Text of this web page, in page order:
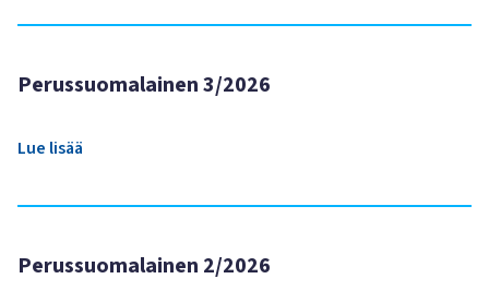
Perussuomalainen 3/2026
Lue lisää
Perussuomalainen 2/2026